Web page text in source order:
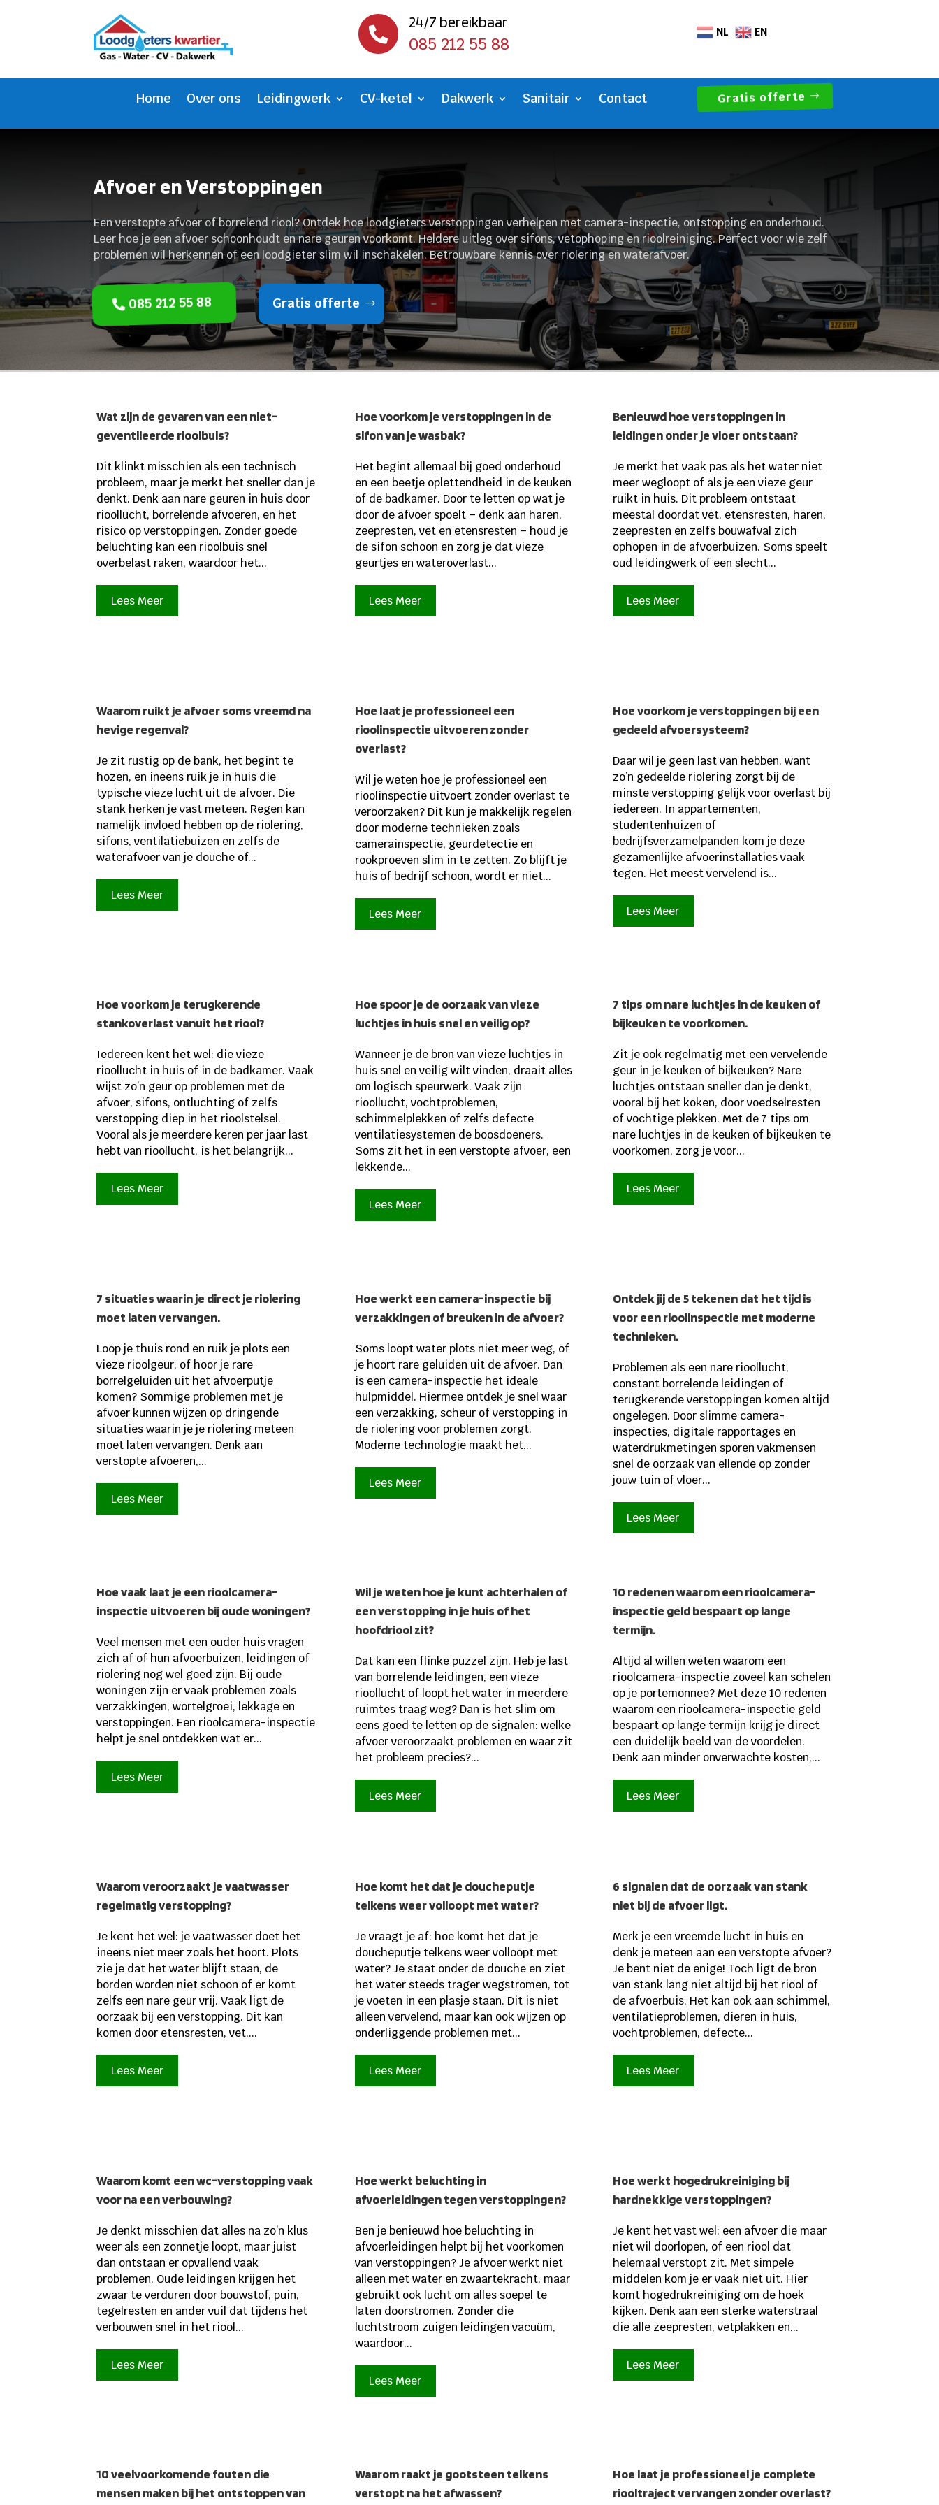

24/7 bereikbaar
085 212 55 88
NL EN
Home Over ons Leidingwerk CV-ketel Dakwerk Sanitair Contact Gratis offerte
Afvoer en Verstoppingen
Een verstopte afvoer of borrelend riool? Ontdek hoe loodgieters verstoppingen verhelpen met camera-inspectie, ontstopping en onderhoud.
Leer hoe je een afvoer schoonhoudt en nare geuren voorkomt. Heldere uitleg over sifons, vetophoping en rioolreiniging. Perfect voor wie zelf
problemen wil herkennen of een loodgieter slim wil inschakelen. Betrouwbare kennis over riolering en waterafvoer.
085 212 55 88 Gratis offerte
Wat zijn de gevaren van een niet-
geventileerde rioolbuis?
Dit klinkt misschien als een technisch
probleem, maar je merkt het sneller dan je
denkt. Denk aan nare geuren in huis door
rioollucht, borrelende afvoeren, en het
risico op verstoppingen. Zonder goede
beluchting kan een rioolbuis snel
overbelast raken, waardoor het...
Lees Meer
Waarom ruikt je afvoer soms vreemd na
hevige regenval?
Je zit rustig op de bank, het begint te
hozen, en ineens ruik je in huis die
typische vieze lucht uit de afvoer. Die
stank herken je vast meteen. Regen kan
namelijk invloed hebben op de riolering,
sifons, ventilatiebuizen en zelfs de
waterafvoer van je douche of...
Lees Meer
Hoe voorkom je terugkerende
stankoverlast vanuit het riool?
Iedereen kent het wel: die vieze
rioollucht in huis of in de badkamer. Vaak
wijst zo’n geur op problemen met de
afvoer, sifons, ontluchting of zelfs
verstopping diep in het rioolstelsel.
Vooral als je meerdere keren per jaar last
hebt van rioollucht, is het belangrijk...
Lees Meer
7 situaties waarin je direct je riolering
moet laten vervangen.
Loop je thuis rond en ruik je plots een
vieze rioolgeur, of hoor je rare
borrelgeluiden uit het afvoerputje
komen? Sommige problemen met je
afvoer kunnen wijzen op dringende
situaties waarin je je riolering meteen
moet laten vervangen. Denk aan
verstopte afvoeren,...
Lees Meer
Hoe vaak laat je een rioolcamera-
inspectie uitvoeren bij oude woningen?
Veel mensen met een ouder huis vragen
zich af of hun afvoerbuizen, leidingen of
riolering nog wel goed zijn. Bij oude
woningen zijn er vaak problemen zoals
verzakkingen, wortelgroei, lekkage en
verstoppingen. Een rioolcamera-inspectie
helpt je snel ontdekken wat er...
Lees Meer
Waarom veroorzaakt je vaatwasser
regelmatig verstopping?
Je kent het wel: je vaatwasser doet het
ineens niet meer zoals het hoort. Plots
zie je dat het water blijft staan, de
borden worden niet schoon of er komt
zelfs een nare geur vrij. Vaak ligt de
oorzaak bij een verstopping. Dit kan
komen door etensresten, vet,...
Lees Meer
Waarom komt een wc-verstopping vaak
voor na een verbouwing?
Je denkt misschien dat alles na zo’n klus
weer als een zonnetje loopt, maar juist
dan ontstaan er opvallend vaak
problemen. Oude leidingen krijgen het
zwaar te verduren door bouwstof, puin,
tegelresten en ander vuil dat tijdens het
verbouwen snel in het riool...
Lees Meer
10 veelvoorkomende fouten die
mensen maken bij het ontstoppen van
Hoe voorkom je verstoppingen in de
sifon van je wasbak?
Het begint allemaal bij goed onderhoud
en een beetje oplettendheid in de keuken
of de badkamer. Door te letten op wat je
door de afvoer spoelt – denk aan haren,
zeepresten, vet en etensresten – houd je
de sifon schoon en zorg je dat vieze
geurtjes en wateroverlast...
Lees Meer
Hoe laat je professioneel een
rioolinspectie uitvoeren zonder
overlast?
Wil je weten hoe je professioneel een
rioolinspectie uitvoert zonder overlast te
veroorzaken? Dit kun je makkelijk regelen
door moderne technieken zoals
camerainspectie, geurdetectie en
rookproeven slim in te zetten. Zo blijft je
huis of bedrijf schoon, wordt er niet...
Lees Meer
Hoe spoor je de oorzaak van vieze
luchtjes in huis snel en veilig op?
Wanneer je de bron van vieze luchtjes in
huis snel en veilig wilt vinden, draait alles
om logisch speurwerk. Vaak zijn
rioollucht, vochtproblemen,
schimmelplekken of zelfs defecte
ventilatiesystemen de boosdoeners.
Soms zit het in een verstopte afvoer, een
lekkende...
Lees Meer
Hoe werkt een camera-inspectie bij
verzakkingen of breuken in de afvoer?
Soms loopt water plots niet meer weg, of
je hoort rare geluiden uit de afvoer. Dan
is een camera-inspectie het ideale
hulpmiddel. Hiermee ontdek je snel waar
een verzakking, scheur of verstopping in
de riolering voor problemen zorgt.
Moderne technologie maakt het...
Lees Meer
Wil je weten hoe je kunt achterhalen of
een verstopping in je huis of het
hoofdriool zit?
Dat kan een flinke puzzel zijn. Heb je last
van borrelende leidingen, een vieze
rioollucht of loopt het water in meerdere
ruimtes traag weg? Dan is het slim om
eens goed te letten op de signalen: welke
afvoer veroorzaakt problemen en waar zit
het probleem precies?...
Lees Meer
Hoe komt het dat je doucheputje
telkens weer volloopt met water?
Je vraagt je af: hoe komt het dat je
doucheputje telkens weer volloopt met
water? Je staat onder de douche en ziet
het water steeds trager wegstromen, tot
je voeten in een plasje staan. Dit is niet
alleen vervelend, maar kan ook wijzen op
onderliggende problemen met...
Lees Meer
Hoe werkt beluchting in
afvoerleidingen tegen verstoppingen?
Ben je benieuwd hoe beluchting in
afvoerleidingen helpt bij het voorkomen
van verstoppingen? Je afvoer werkt niet
alleen met water en zwaartekracht, maar
gebruikt ook lucht om alles soepel te
laten doorstromen. Zonder die
luchtstroom zuigen leidingen vacuüm,
waardoor...
Lees Meer
Waarom raakt je gootsteen telkens
verstopt na het afwassen?
Benieuwd hoe verstoppingen in
leidingen onder je vloer ontstaan?
Je merkt het vaak pas als het water niet
meer wegloopt of als je een vieze geur
ruikt in huis. Dit probleem ontstaat
meestal doordat vet, etensresten, haren,
zeepresten en zelfs bouwafval zich
ophopen in de afvoerbuizen. Soms speelt
oud leidingwerk of een slecht...
Lees Meer
Hoe voorkom je verstoppingen bij een
gedeeld afvoersysteem?
Daar wil je geen last van hebben, want
zo’n gedeelde riolering zorgt bij de
minste verstopping gelijk voor overlast bij
iedereen. In appartementen,
studentenhuizen of
bedrijfsverzamelpanden kom je deze
gezamenlijke afvoerinstallaties vaak
tegen. Het meest vervelend is...
Lees Meer
7 tips om nare luchtjes in de keuken of
bijkeuken te voorkomen.
Zit je ook regelmatig met een vervelende
geur in je keuken of bijkeuken? Nare
luchtjes ontstaan sneller dan je denkt,
vooral bij het koken, door voedselresten
of vochtige plekken. Met de 7 tips om
nare luchtjes in de keuken of bijkeuken te
voorkomen, zorg je voor...
Lees Meer
Ontdek jij de 5 tekenen dat het tijd is
voor een rioolinspectie met moderne
technieken.
Problemen als een nare rioollucht,
constant borrelende leidingen of
terugkerende verstoppingen komen altijd
ongelegen. Door slimme camera-
inspecties, digitale rapportages en
waterdrukmetingen sporen vakmensen
snel de oorzaak van ellende op zonder
jouw tuin of vloer...
Lees Meer
10 redenen waarom een rioolcamera-
inspectie geld bespaart op lange
termijn.
Altijd al willen weten waarom een
rioolcamera-inspectie zoveel kan schelen
op je portemonnee? Met deze 10 redenen
waarom een rioolcamera-inspectie geld
bespaart op lange termijn krijg je direct
een duidelijk beeld van de voordelen.
Denk aan minder onverwachte kosten,...
Lees Meer
6 signalen dat de oorzaak van stank
niet bij de afvoer ligt.
Merk je een vreemde lucht in huis en
denk je meteen aan een verstopte afvoer?
Je bent niet de enige! Toch ligt de bron
van stank lang niet altijd bij het riool of
de afvoerbuis. Het kan ook aan schimmel,
ventilatieproblemen, dieren in huis,
vochtproblemen, defecte...
Lees Meer
Hoe werkt hogedrukreiniging bij
hardnekkige verstoppingen?
Je kent het vast wel: een afvoer die maar
niet wil doorlopen, of een riool dat
helemaal verstopt zit. Met simpele
middelen kom je er vaak niet uit. Hier
komt hogedrukreiniging om de hoek
kijken. Denk aan een sterke waterstraal
die alle zeepresten, vetplakken en...
Lees Meer
Hoe laat je professioneel je complete
riooltraject vervangen zonder overlast?